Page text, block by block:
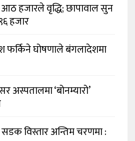
हजारले वृद्धि; छापावाल सुन
हजार
फर्किने घोषणाले बंगलादेशमा
अस्पतालमा ‘बोनम्यारो’
विस्तार अन्तिम चरणमा :